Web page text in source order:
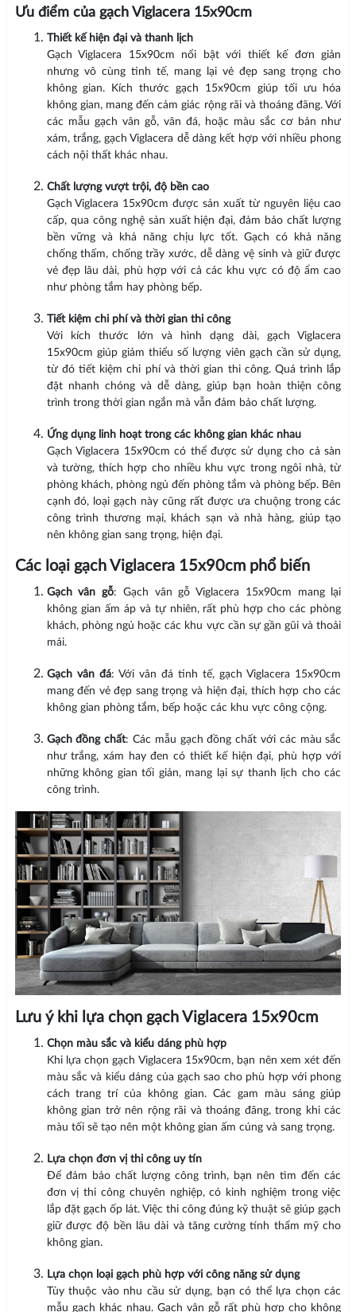
Ưu điểm của gạch Viglacera 15x90cm
Thiết kế hiện đại và thanh lịch
Gạch Viglacera 15x90cm nổi bật với thiết kế đơn giản
nhưng vô cùng tinh tế, mang lại vẻ đẹp sang trọng cho
không gian. Kích thước gạch 15x90cm giúp tối ưu hóa
không gian, mang đến cảm giác rộng rãi và thoáng đãng. Với
các mẫu gạch vân gỗ, vân đá, hoặc màu sắc cơ bản như
xám, trắng, gạch Viglacera dễ dàng kết hợp với nhiều phong
cách nội thất khác nhau.
Chất lượng vượt trội, độ bền cao
Gạch Viglacera 15x90cm được sản xuất từ nguyên liệu cao
cấp, qua công nghệ sản xuất hiện đại, đảm bảo chất lượng
bền vững và khả năng chịu lực tốt. Gạch có khả năng
chống thấm, chống trầy xước, dễ dàng vệ sinh và giữ được
vẻ đẹp lâu dài, phù hợp với cả các khu vực có độ ẩm cao
như phòng tắm hay phòng bếp.
Tiết kiệm chi phí và thời gian thi công
Với kích thước lớn và hình dạng dài, gạch Viglacera
15x90cm giúp giảm thiểu số lượng viên gạch cần sử dụng,
từ đó tiết kiệm chi phí và thời gian thi công. Quá trình lắp
đặt nhanh chóng và dễ dàng, giúp bạn hoàn thiện công
trình trong thời gian ngắn mà vẫn đảm bảo chất lượng.
Ứng dụng linh hoạt trong các không gian khác nhau
Gạch Viglacera 15x90cm có thể được sử dụng cho cả sàn
và tường, thích hợp cho nhiều khu vực trong ngôi nhà, từ
phòng khách, phòng ngủ đến phòng tắm và phòng bếp. Bên
cạnh đó, loại gạch này cũng rất được ưa chuộng trong các
công trình thương mại, khách sạn và nhà hàng, giúp tạo
nên không gian sang trọng, hiện đại.
Các loại gạch Viglacera 15x90cm phổ biến
Gạch vân gỗ: Gạch vân gỗ Viglacera 15x90cm mang lại
không gian ấm áp và tự nhiên, rất phù hợp cho các phòng
khách, phòng ngủ hoặc các khu vực cần sự gần gũi và thoải
mái.
Gạch vân đá: Với vân đá tinh tế, gạch Viglacera 15x90cm
mang đến vẻ đẹp sang trọng và hiện đại, thích hợp cho các
không gian phòng tắm, bếp hoặc các khu vực công cộng.
Gạch đồng chất: Các mẫu gạch đồng chất với các màu sắc
như trắng, xám hay đen có thiết kế hiện đại, phù hợp với
những không gian tối giản, mang lại sự thanh lịch cho các
công trình.
Lưu ý khi lựa chọn gạch Viglacera 15x90cm
Chọn màu sắc và kiểu dáng phù hợp
Khi lựa chọn gạch Viglacera 15x90cm, bạn nên xem xét đến
màu sắc và kiểu dáng của gạch sao cho phù hợp với phong
cách trang trí của không gian. Các gam màu sáng giúp
không gian trở nên rộng rãi và thoáng đãng, trong khi các
màu tối sẽ tạo nên một không gian ấm cúng và sang trọng.
Lựa chọn đơn vị thi công uy tín
Để đảm bảo chất lượng công trình, bạn nên tìm đến các
đơn vị thi công chuyên nghiệp, có kinh nghiệm trong việc
lắp đặt gạch ốp lát. Việc thi công đúng kỹ thuật sẽ giúp gạch
giữ được độ bền lâu dài và tăng cường tính thẩm mỹ cho
không gian.
Lựa chọn loại gạch phù hợp với công năng sử dụng
Tùy thuộc vào nhu cầu sử dụng, bạn có thể lựa chọn các
mẫu gạch khác nhau. Gạch vân gỗ rất phù hợp cho không